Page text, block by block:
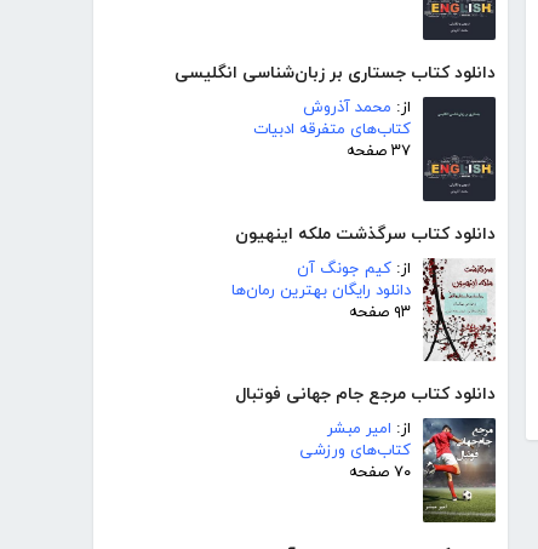
دانلود کتاب جستاری بر زبان‌شناسی انگلیسی
از: محمد آذروش
کتاب‌های متفرقه ادبیات
۳۷ صفحه
دانلود کتاب سرگذشت ملکه اینهیون
از: کیم جونگ آن
دانلود رایگان بهترین رمان‌ها
۹۳ صفحه
دانلود کتاب مرجع جام جهانی فوتبال
از: امیر مبشر
کتاب‌های ورزشی
۷۰ صفحه